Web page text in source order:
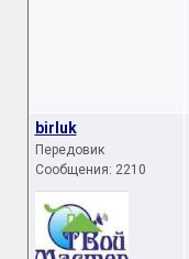
birluk
Передовик
Сообщения: 2210